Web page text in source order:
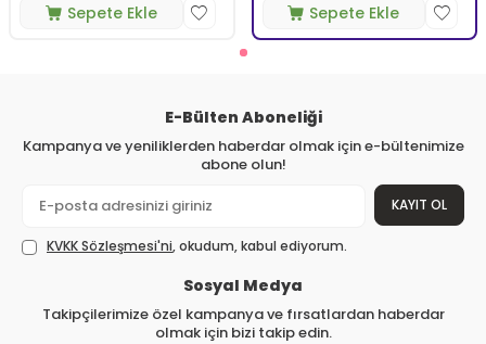
Sepete Ekle Sepete Ekle
E-Bülten Aboneliği
Kampanya ve yeniliklerden haberdar olmak için e-bültenimize
abone olun!
KAYIT OL
KVKK Sözleşmesi'ni, okudum, kabul ediyorum.
Sosyal Medya
Takipçilerimize özel kampanya ve fırsatlardan haberdar
olmak için bizi takip edin.